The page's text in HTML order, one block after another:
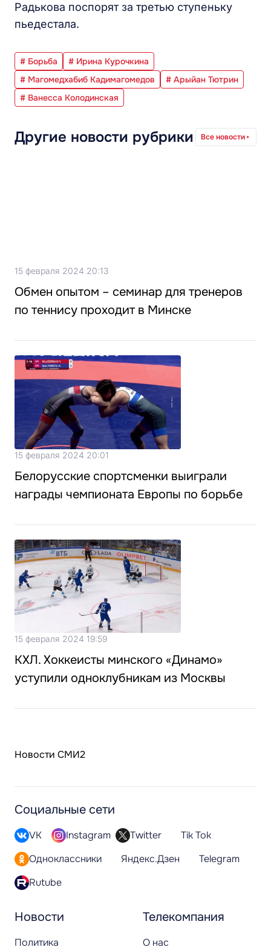
Радькова поспорят за третью ступеньку
пьедестала.
# Борьба
# Ирина Курочкина
# Магомедхабиб Кадимагомедов
# Арыйан Тютрин
# Ванесса Колодинская
Другие новости рубрики Все новости
15 февраля 2024 20:13
Обмен опытом – семинар для тренеров
по теннису проходит в Минске
15 февраля 2024 20:01
Белорусские спортсменки выиграли
награды чемпионата Европы по борьбе
15 февраля 2024 19:59
КХЛ. Хоккеисты минского «Динамо»
уступили одноклубникам из Москвы
Новости СМИ2
Новости
Политика
Телекомпания
О нас
Социальные сети
VK Instagram Twitter
Tik Tok
Одноклассники
Яндекс.Дзен
Telegram
Rutube